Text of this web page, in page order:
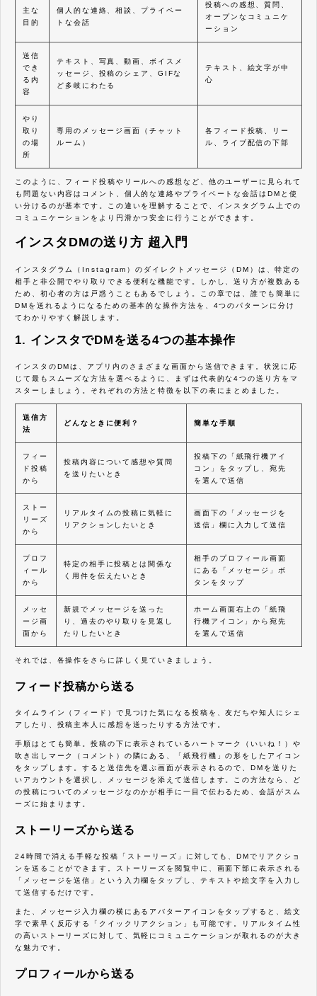
主な
目的
個人的な連絡、相談、プライベー
トな会話
投稿への感想、質問、
オープンなコミュニケ
ーション
送信
でき
る内
容
テキスト、写真、動画、ボイスメ
ッセージ、投稿のシェア、GIFな
ど多岐にわたる
テキスト、絵文字が中
心
やり
取り
の場
所
専用のメッセージ画面（チャット
ルーム）
各フィード投稿、リー
ル、ライブ配信の下部
このように、フィード投稿やリールへの感想など、他のユーザーに見られて
も問題ない内容はコメント、個人的な連絡やプライベートな会話はDMと使
い分けるのが基本です。この違いを理解することで、インスタグラム上での
コミュニケーションをより円滑かつ安全に行うことができます。
インスタDMの送り方 超入門
インスタグラム（Instagram）のダイレクトメッセージ（DM）は、特定の
相手と非公開でやり取りできる便利な機能です。しかし、送り方が複数ある
ため、初心者の方は戸惑うこともあるでしょう。この章では、誰でも簡単に
DMを送れるようになるための基本的な操作方法を、4つのパターンに分け
てわかりやすく解説します。
1. インスタでDMを送る4つの基本操作
インスタのDMは、アプリ内のさまざまな画面から送信できます。状況に応
じて最もスムーズな方法を選べるように、まずは代表的な4つの送り方をマ
スターしましょう。それぞれの方法と特徴を以下の表にまとめました。
送信方
法
どんなときに便利？ 簡単な手順
フィー
ド投稿
から
投稿内容について感想や質問
を送りたいとき
投稿下の「紙飛行機アイ
コン」をタップし、宛先
を選んで送信
ストー
リーズ
から
リアルタイムの投稿に気軽に
リアクションしたいとき
画面下の「メッセージを
送信」欄に入力して送信
プロフ
ィール
から
特定の相手に投稿とは関係な
く用件を伝えたいとき
相手のプロフィール画面
にある「メッセージ」ボ
タンをタップ
メッセ
ージ画
面から
新規でメッセージを送った
り、過去のやり取りを見返し
たりしたいとき
ホーム画面右上の「紙飛
行機アイコン」から宛先
を選んで送信
それでは、各操作をさらに詳しく見ていきましょう。
フィード投稿から送る
タイムライン（フィード）で見つけた気になる投稿を、友だちや知人にシェ
アしたり、投稿主本人に感想を送ったりする方法です。
手順はとても簡単。投稿の下に表示されているハートマーク（いいね！）や
吹き出しマーク（コメント）の隣にある、「紙飛行機」の形をしたアイコン
をタップします。すると送信先を選ぶ画面が表示されるので、DMを送りた
いアカウントを選択し、メッセージを添えて送信します。この方法なら、ど
の投稿についてのメッセージなのかが相手に一目で伝わるため、会話がスム
ーズに始まります。
ストーリーズから送る
24時間で消える手軽な投稿「ストーリーズ」に対しても、DMでリアクショ
ンを送ることができます。ストーリーズを閲覧中に、画面下部に表示される
「メッセージを送信」という入力欄をタップし、テキストや絵文字を入力し
て送信するだけです。
また、メッセージ入力欄の横にあるアバターアイコンをタップすると、絵文
字で素早く反応する「クイックリアクション」も可能です。リアルタイム性
の高いストーリーズに対して、気軽にコミュニケーションが取れるのが大き
な魅力です。
プロフィールから送る